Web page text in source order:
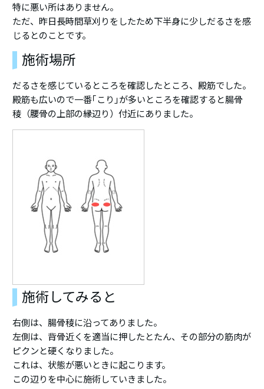
特に悪い所はありません。
ただ、昨日長時間草刈りをしたため下半身に少しだるさを感
じるとのことです。
施術場所
だるさを感じているところを確認したところ、殿筋でした。
殿筋も広いので一番｢こり｣が多いところを確認すると腸骨
稜（腰骨の上部の縁辺り）付近にありました。
施術してみると
右側は、腸骨稜に沿ってありました。
左側は、背骨近くを適当に押したとたん、その部分の筋肉が
ピクンと硬くなりました。
これは、状態が悪いときに起こります。
この辺りを中心に施術していきました。